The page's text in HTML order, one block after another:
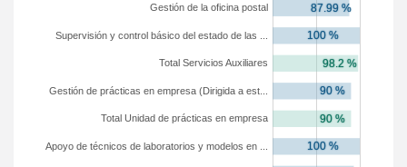
Apoyo de técnicos de laboratorios y modelos en ...
Total Unidad de prácticas en empresa
Gestión de prácticas en empresa (Dirigida a est...
Total Servicios Auxiliares
Supervisión y control básico del estado de las ...
Gestión de la oficina postal